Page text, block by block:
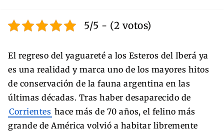
5/5 - (2 votos)
El regreso del yaguareté a los Esteros del Iberá ya
es una realidad y marca uno de los mayores hitos
de conservación de la fauna argentina en las
últimas décadas. Tras haber desaparecido de
Corrientes hace más de 70 años, el felino más
grande de América volvió a habitar libremente